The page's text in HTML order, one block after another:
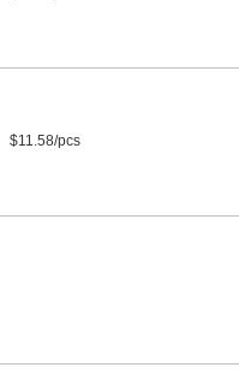
$11.58/pcs